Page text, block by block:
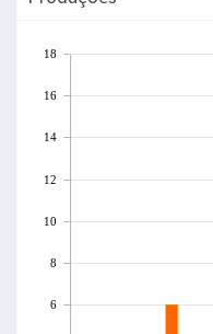
6
8
10
12
14
16
18